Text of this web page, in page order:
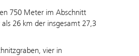
750 Meter im Abschnitt
26 km der insgesamt 27,3
vier in